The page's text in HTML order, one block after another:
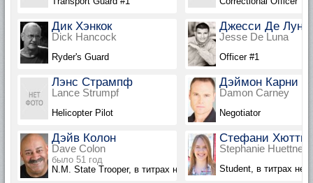
Дик Хэнкок
Dick Hancock
Ryder's Guard
Джесси Де Луна
Jesse De Luna
Officer #1
Лэнс Стрампф
Lance Strumpf
Helicopter Pilot
Дэймон Карни
Damon Carney
Negotiator
Дэйв Колон
Dave Colon
было 51 год
N.M. State Trooper, в титрах не указан
Стефани
Stephanie Huettner
Student, в титрах не